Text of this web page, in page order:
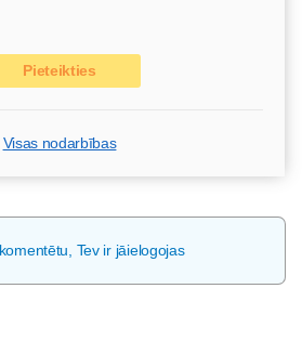
Pieteikties
Visas nodarbības
Tev ir jāielogojas